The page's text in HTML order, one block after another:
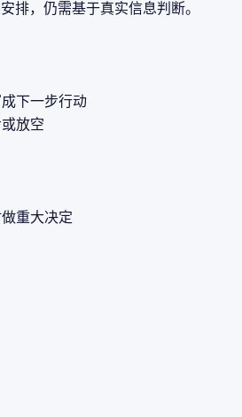
排，仍需基于真实信息判断。
下一步行动
放空
重大决定